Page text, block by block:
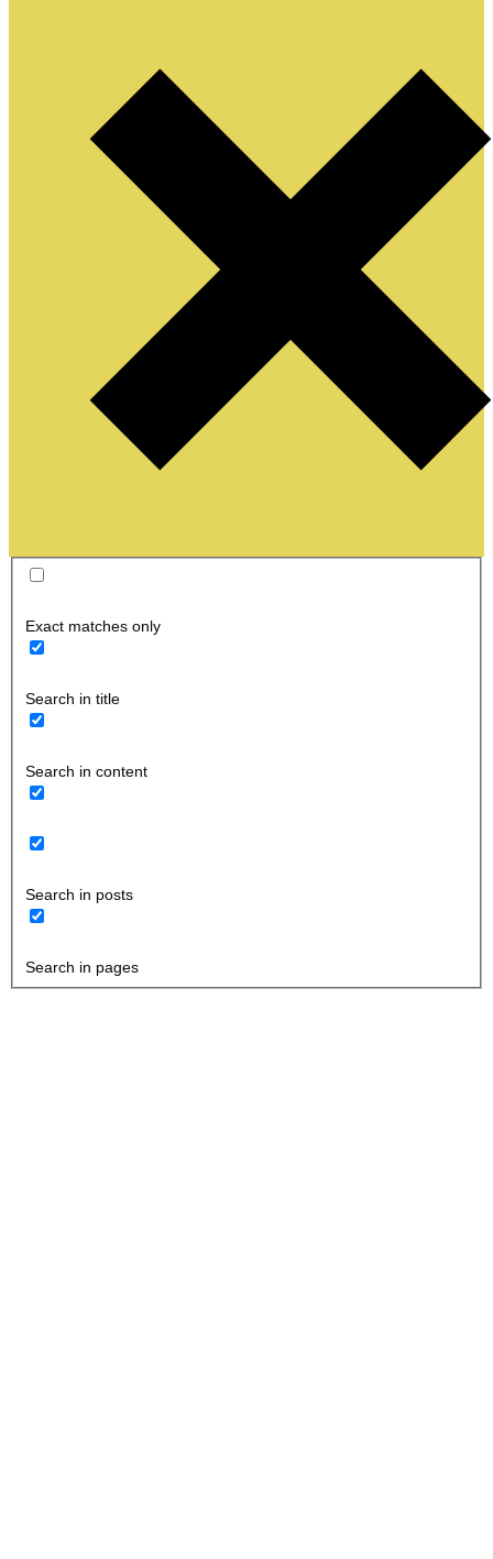
Exact matches only
Search in title
Search in content
Search in posts
Search in pages